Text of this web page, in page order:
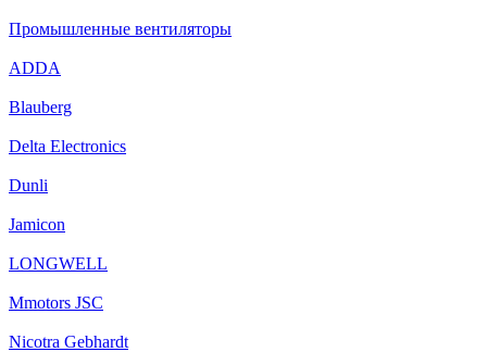
Промышленные вентиляторы
ADDA
Blauberg
Delta Electronics
Dunli
Jamicon
LONGWELL
Mmotors JSC
Nicotra Gebhardt